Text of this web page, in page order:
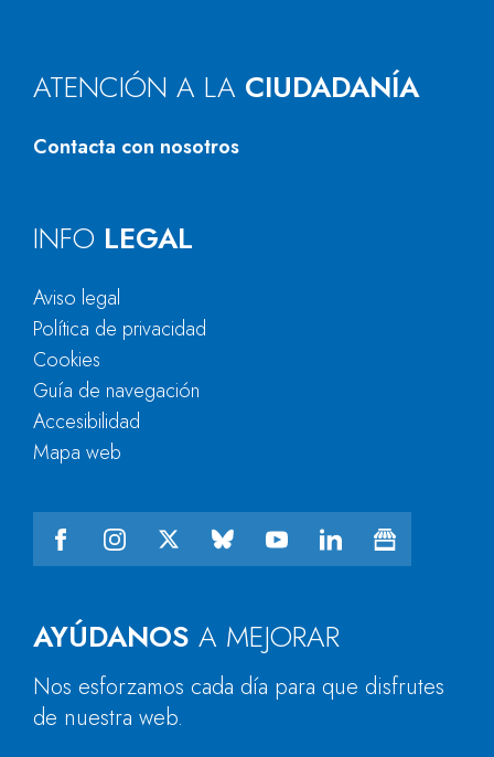
ATENCIÓN A LA CIUDADANÍA
Contacta con nosotros
AYÚDANOS A MEJORAR
Nos esforzamos cada día para que disfrutes
de nuestra web.
INFO LEGAL
Aviso legal
Política de privacidad
Cookies
Guía de navegación
Accesibilidad
Mapa web